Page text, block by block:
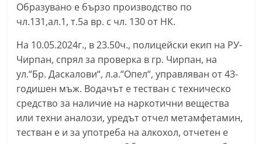
Образувано е бързо производство по
чл.131,ал.1, т.5а вр. с чл. 130 от НК.
На 10.05.2024г., в 23.50ч., полицейски екип на РУ-
Чирпан, спрял за проверка в гр. Чирпан, на
ул.“Бр. Даскалови“, л.а.“Опел“, управляван от 43-
годишен мъж. Водачът е тестван с техническо
средство за наличие на наркотични вещества
или техни аналози, уредът отчел метамфетамин,
тестван е и за употреба на алкохол, отчетен е